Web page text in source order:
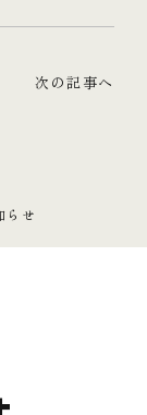
次の記事へ
らせ